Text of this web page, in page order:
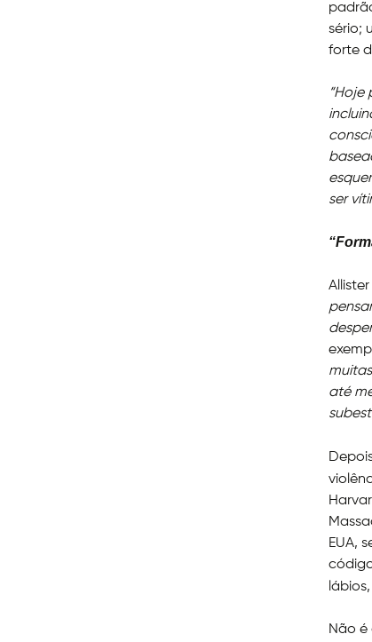
sério;
forte
“Hoje
ser
até
EUA,
Não é